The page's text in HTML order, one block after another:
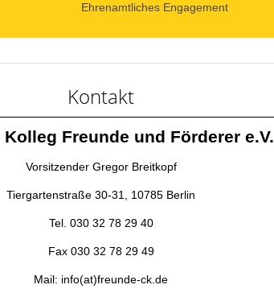
Ehrenamtliches Engagement
Kontakt
Freunde und Förderer e.V.
Vorsitzender Gregor Breitkopf
Tiergartenstraße 30-31, 10785 Berlin
Tel. 030 32 78 29 40
Fax 030 32 78 29 49
Mail: info(at)freunde-ck.de